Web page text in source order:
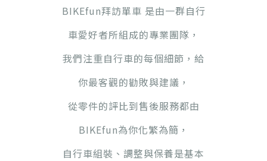
BIKEfun拜訪單車 是由一群自行
車愛好者所組成的專業團隊，
我們注重自行車的每個細節，給
你最客觀的勸敗與建議，
從零件的評比到售後服務都由
BIKEfun為你化繁為簡，
自行車組裝、調整與保養是基本